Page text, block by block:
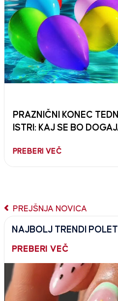
PRAZNIČNI KONEC
ISTRI: KAJ SE BO
PREBERI VEČ
PREJŠNJA NOVICA
NAJBOLJ TRENDI
PREBERI VEČ